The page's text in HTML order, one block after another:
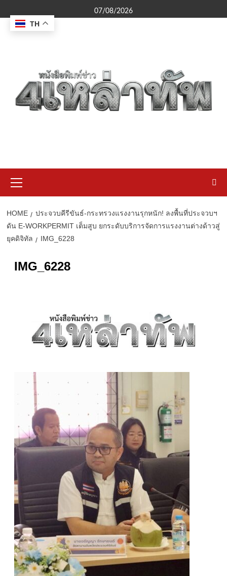
to
content
07/08/2026
Menu
HOME
ประจวบคีรีขันธ์-กระทรวงแรงงานรุกหนัก! ลงพื้นที่ประจวบฯ
ดัน E-WORKPERMIT เต็มสูบ ยกระดับบริการจัดการแรงงานต่างด้าวสู่
ยุคดิจิทัล
IMG_6228
IMG_6228
TH